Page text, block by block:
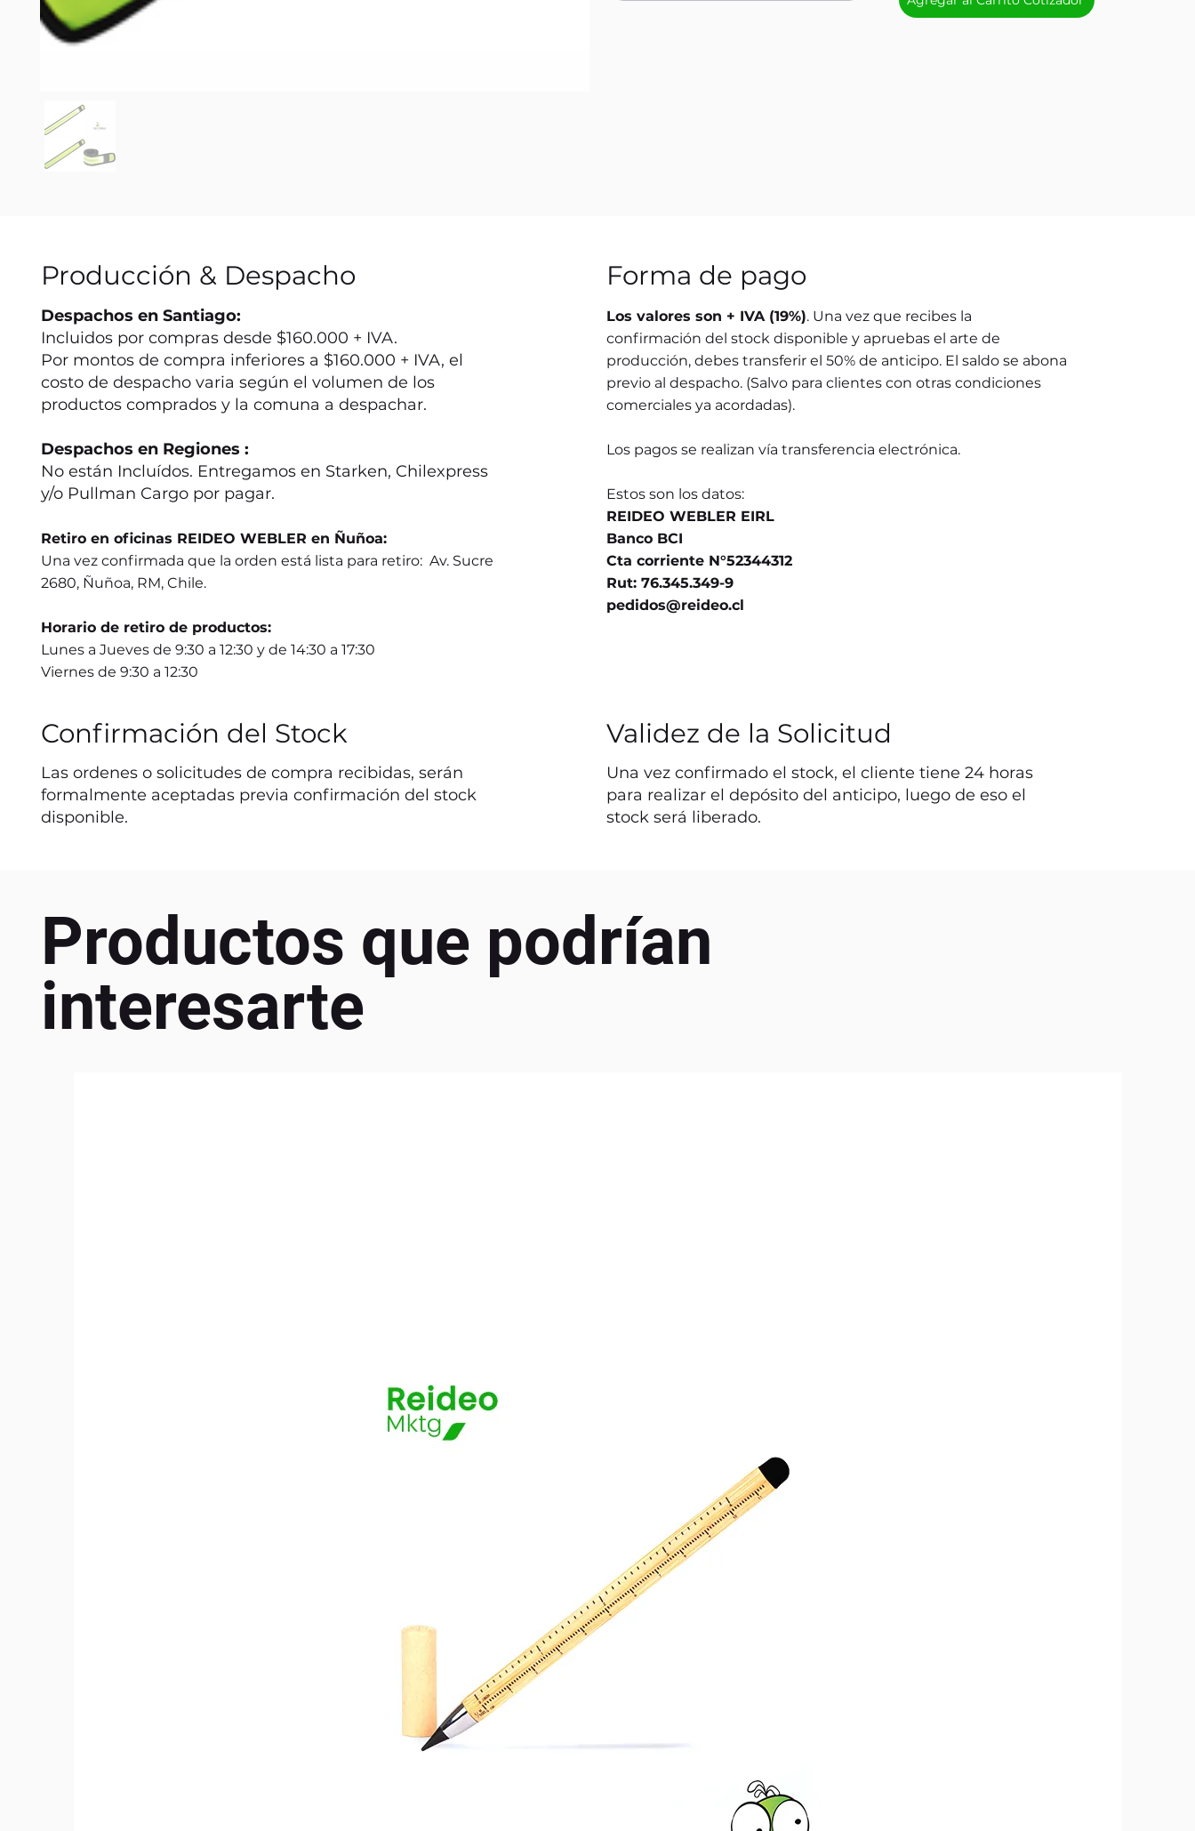
Producción & Despacho
Despachos en Santiago:
Incluidos por compras desde $160.000 + IVA.
Por montos de compra inferiores a $160.000 + IVA, el
costo de despacho varia según el volumen de los
productos comprados y la comuna a despachar.
Despachos en Regiones :
No están Incluídos. Entregamos en Starken, Chilexpress
y/o Pullman Cargo por pagar.
Retiro en oficinas REIDEO WEBLER en Ñuñoa:
Una vez confirmada que la orden está lista para retiro: Av. Sucre
2680, Ñuñoa, RM, Chile.
Horario de retiro de productos:
Lunes a Jueves de 9:30 a 12:30 y de 14:30 a 17:30
Viernes de 9:30 a 12:30
Forma de pago
Los valores son + IVA (19%). Una vez que recibes la
confirmación del stock disponible y apruebas el arte de
producción, debes transferir el 50% de anticipo. El saldo se abona
previo al despacho. (Salvo para clientes con otras condiciones
comerciales ya acordadas).
Los pagos se realizan vía transferencia electrónica.
Estos son los datos:
REIDEO WEBLER EIRL
Banco BCI
Cta corriente N°52344312
Rut: 76.345.349-9
pedidos@reideo.cl
Confirmación del Stock
Las ordenes o solicitudes de compra recibidas, serán
formalmente aceptadas previa confirmación del stock
disponible.
Validez de la Solicitud
Una vez confirmado el stock, el cliente tiene 24 horas
para realizar el depósito del anticipo, luego de eso el
stock será liberado.
Productos que podrían
interesarte